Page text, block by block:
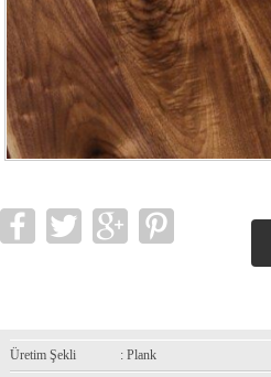
Üretim Şekli : Plank